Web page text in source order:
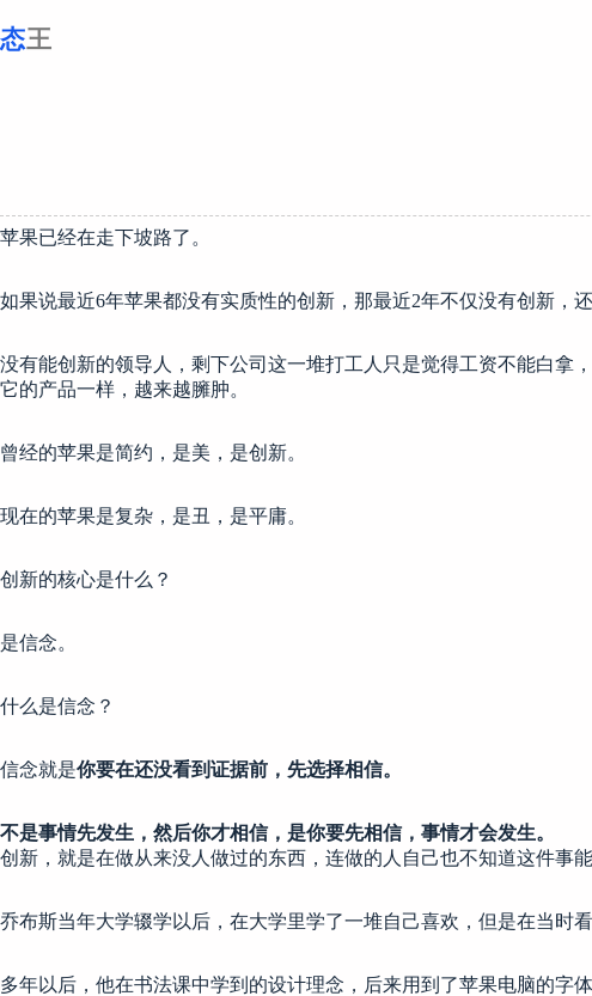
至
苹果已经在走下坡路了。
如果说最近6年苹果都没有实质性的创新，那最近2年不仅没有创新，还
没有能创新的领导人，剩下公司这一堆打工人只是觉得工资不能白拿
它的产品一样，越来越臃肿。
曾经的苹果是简约，是美，是创新。
现在的苹果是复杂，是丑，是平庸。
创新的核心是什么？
是信念。
什么是信念？
信念就是你要在还没看到证据前，先选择相信。
不是事情先发生，然后你才相信，是你要先相信，事情才会发生。
创新，就是在做从来没人做过的东西，连做的人自己也不知道这件事
乔布斯当年大学辍学以后，在大学里学了一堆自己喜欢，但是在当时
多年以后，他在书法课中学到的设计理念，后来用到了苹果电脑的字